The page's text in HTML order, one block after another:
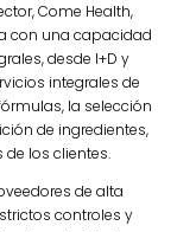
Come Health,
con una capacidad
desde I+D y
integrales de
la selección
de ingredientes,
los clientes.
de alta
controles y